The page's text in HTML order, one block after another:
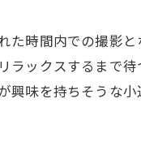
た時間内での撮影
ックスするまで
味を持ちそうな